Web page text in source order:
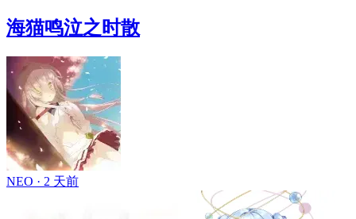
海猫鸣泣之时散
NEO · 2 天前